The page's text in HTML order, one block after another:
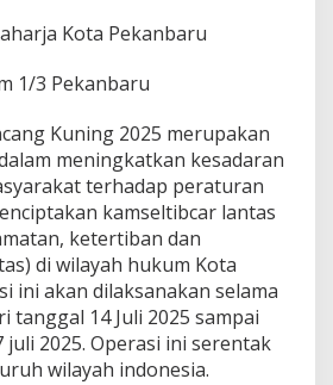
k
O
e
r
a
s
i
P
a
t
u
h
L
a
Kota Pekanbaru
1/3 Pekanbaru
Kuning 2025 merupakan
meningkatkan kesadaran
terhadap peraturan
kamseltibcar lantas
ketertiban dan
di wilayah hukum Kota
ini akan dilaksanakan selama
tanggal 14 Juli 2025 sampai
2025. Operasi ini serentak
wilayah indonesia.